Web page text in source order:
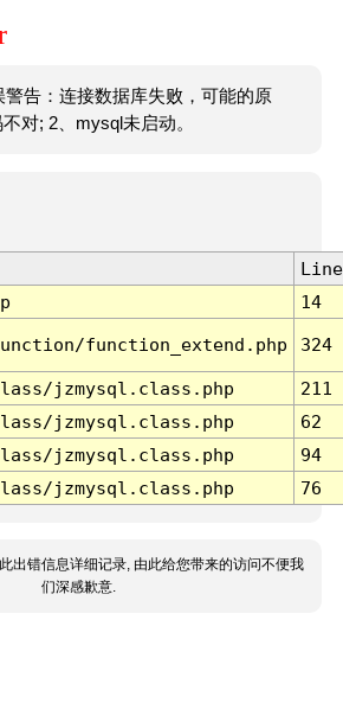
警告：连接数据库失败，可能的原
对; 2、mysql未启动。
Line
14
function_extend.php 324
jzmysql.class.php
211
jzmysql.class.php
62
jzmysql.class.php
94
jzmysql.class.php 76
出错信息详细记录, 由此给您带来的访问不便我
们深感歉意.